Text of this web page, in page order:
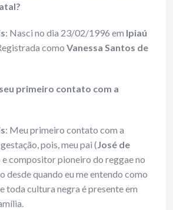
: Nasci no dia 23/02/1996 em Ipiaú
como Vanessa Santos de
primeiro contato com a
: Meu primeiro contato com a
pois, meu pai (José de
e compositor pioneiro do reggae no
desde quando eu me entendo como
toda cultura negra é presente em